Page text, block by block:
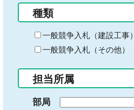
る
キ
ー
ー
入
種類
一般競争入札（建設工事）
一般競争入札（その他）
担当所属
部局